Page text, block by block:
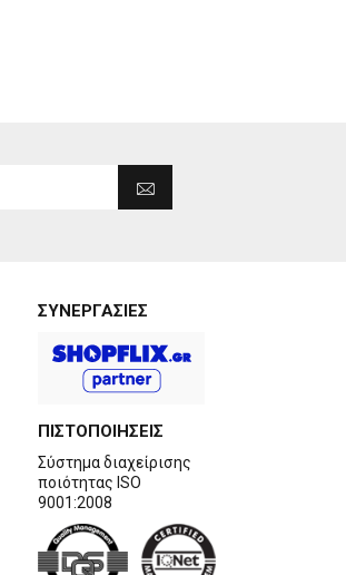
ΣΥΝΕΡΓΑΣΙΕΣ
ΠΙΣΤΟΠΟΙΗΣΕΙΣ
Σύστημα διαχείρισης
ποιότητας ISO
9001:2008